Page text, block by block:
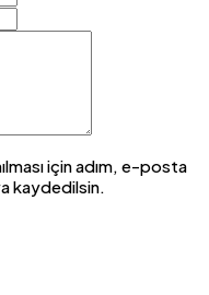
için adım, e-posta
kaydedilsin.